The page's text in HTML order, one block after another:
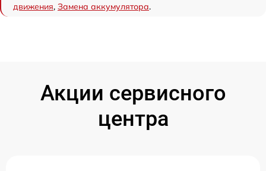
движения, Замена аккумулятора.
Акции сервисного
центра